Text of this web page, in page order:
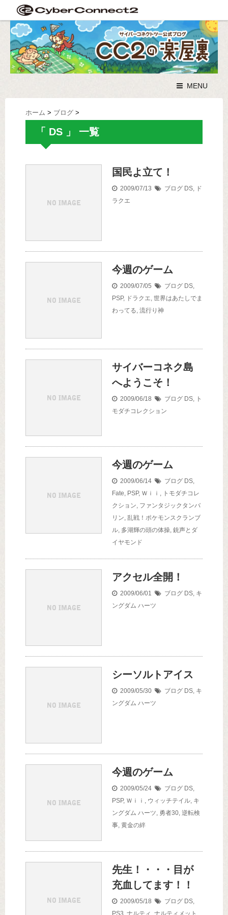
MENU
ホーム > ブログ >
「 DS 」 一覧
国民よ立て！
2009/07/13 ブログ DS, ド
ラクエ
今週のゲーム
2009/07/05 ブログ DS,
PSP, ドラクエ, 世界はあたしでま
わってる, 流行り神
サイバーコネク島
へようこそ！
2009/06/18 ブログ DS, ト
モダチコレクション
今週のゲーム
2009/06/14 ブログ DS,
Fate, PSP, Ｗｉｉ , トモダチコレ
クション, ファンタジックタンバ
リン, 乱戦！ポケモンスクランブ
ル, 多湖輝の頭の体操, 銃声とダ
イヤモンド
アクセル全開！
2009/06/01 ブログ DS, キ
ングダム ハーツ
シーソルトアイス
2009/05/30 ブログ DS, キ
ングダム ハーツ
今週のゲーム
2009/05/24 ブログ DS,
PSP, Ｗｉｉ , ウィッチテイル, キ
ングダム ハーツ, 勇者30, 逆転検
事, 黄金の絆
先生！・・・目が
充血してます！！
2009/05/18 ブログ DS,
PS3 ナルティ ナルティメット